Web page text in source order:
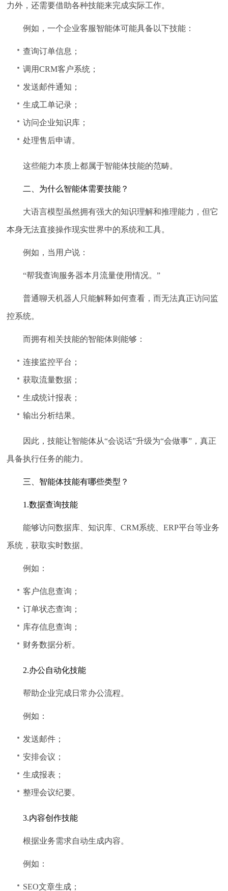
力外，还需要借助各种技能来完成实际工作。
例如，一个企业客服智能体可能具备以下技能：
查询订单信息；
调用CRM客户系统；
发送邮件通知；
生成工单记录；
访问企业知识库；
处理售后申请。
这些能力本质上都属于智能体技能的范畴。
二、为什么智能体需要技能？
大语言模型虽然拥有强大的知识理解和推理能力，但它
本身无法直接操作现实世界中的系统和工具。
例如，当用户说：
“帮我查询服务器本月流量使用情况。”
普通聊天机器人只能解释如何查看，而无法真正访问监
控系统。
而拥有相关技能的智能体则能够：
连接监控平台；
获取流量数据；
生成统计报表；
输出分析结果。
因此，技能让智能体从“会说话”升级为“会做事”，真正
具备执行任务的能力。
三、智能体技能有哪些类型？
1.数据查询技能
能够访问数据库、知识库、CRM系统、ERP平台等业务
系统，获取实时数据。
例如：
客户信息查询；
订单状态查询；
库存信息查询；
财务数据分析。
2.办公自动化技能
帮助企业完成日常办公流程。
例如：
发送邮件；
安排会议；
生成报表；
整理会议纪要。
3.内容创作技能
根据业务需求自动生成内容。
例如：
SEO文章生成；